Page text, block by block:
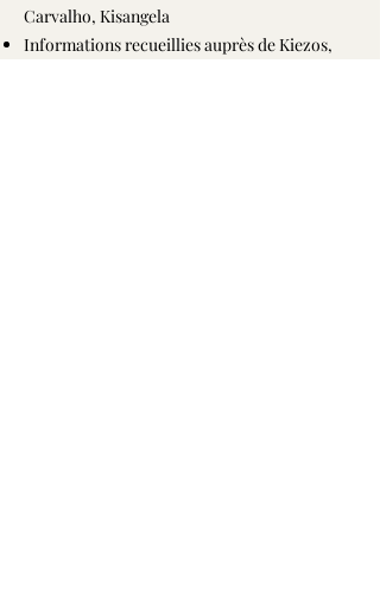
Carvalho, Kisangela
Informations recueillies auprès de Kiezos,